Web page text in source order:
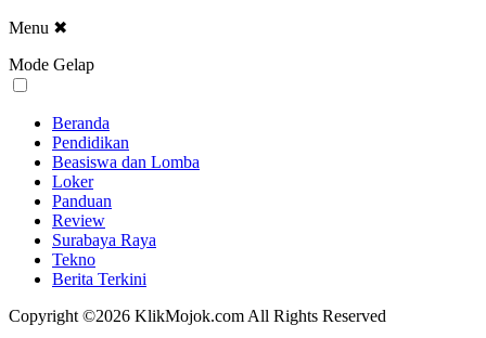
Menu ✖
Mode Gelap
Beranda
Pendidikan
Beasiswa dan Lomba
Loker
Panduan
Review
Surabaya Raya
Tekno
Berita Terkini
Copyright ©2026 KlikMojok.com All Rights Reserved